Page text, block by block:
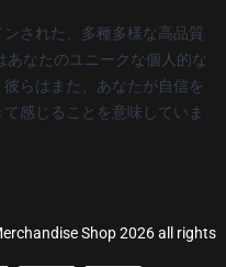
された、多種多様な高品質
あなたのユニークな個人的な
らはまた、あなたが自信を
感じることを意味していま
Shop 2026 all rights